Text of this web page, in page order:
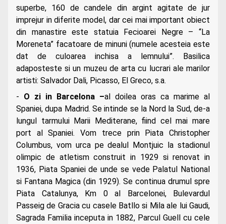
superbe, 160 de candele din argint agitate de jur
imprejur in diferite model, dar cei mai important obiect
din manastire este statuia Fecioarei Negre – “La
Moreneta” facatoare de minuni (numele acesteia este
dat de culoarea inchisa a lemnului”. Basilica
adaposteste si un muzeu de arta cu lucrari ale marilor
artisti: Salvador Dali, Picasso, El Greco, s.a.
- O zi in Barcelona –al doilea oras ca marime al
Spaniei, dupa Madrid. Se intinde se la Nord la Sud, de-a
lungul tarmului Marii Mediterane, fiind cel mai mare
port al Spaniei. Vom trece prin Piata Christopher
Columbus, vom urca pe dealul Montjuic la stadionul
olimpic de atletism construit in 1929 si renovat in
1936, Piata Spaniei de unde se vede Palatul National
si Fantana Magica (din 1929). Se continua drumul spre
Piata Catalunya, Km 0 al Barcelonei, Bulevardul
Passeig de Gracia cu casele Batllo si Mila ale lui Gaudi,
Sagrada Familia inceputa in 1882, Parcul Guell cu cele